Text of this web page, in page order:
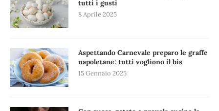
tutti i gusti
8 Aprile 2025
Aspettando Carnevale preparo le graffe
napoletane: tutti vogliono il bis
15 Gennaio 2025